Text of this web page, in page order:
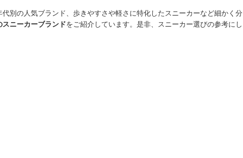
代別の人気ブランド、歩きやすさや軽さに特化したスニーカーなど細かく分
ニーカーブランドをご紹介しています。是非、スニーカー選びの参考にし